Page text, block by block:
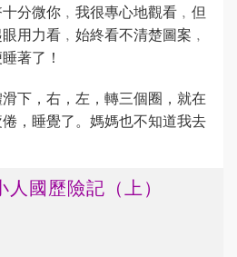
分微你﹐我很專心地觀看﹐但
用力看﹐始終看不清楚圖案﹐
著了！
下，右，左，轉三個圈，就在
，睡覺了。媽媽也不知道我去
國歷險記（上）